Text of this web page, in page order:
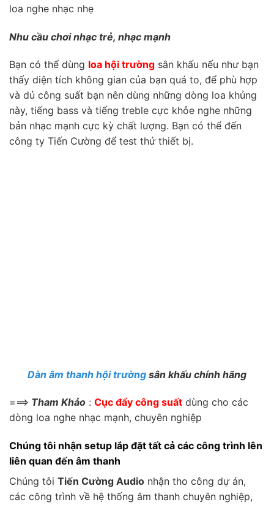
loa nghe nhạc nhẹ
Nhu cầu chơi nhạc trẻ, nhạc mạnh
Bạn có thể dùng loa hội trường sân khấu nếu như bạn
thấy diện tích không gian của bạn quá to, để phù hợp
và dủ công suất bạn nên dùng những dòng loa khủng
này, tiếng bass và tiếng treble cực khỏe nghe những
bản nhạc mạnh cực kỳ chất lượng. Bạn có thể đến
công ty Tiến Cường để test thử thiết bị.
Dàn âm thanh hội trường sân khấu chính hãng
===> Tham Khảo : Cục đẩy công suất dùng cho các
dòng loa nghe nhạc mạnh, chuyên nghiệp
Chúng tôi nhận setup lắp đặt tất cả các công trình lên
liên quan đến âm thanh
Chúng tôi Tiến Cường Audio nhận tho công dự án,
các công trình về hệ thống âm thanh chuyên nghiệp,